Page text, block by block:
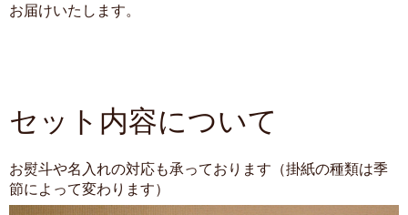
お届けいたします。
セット内容について
お熨斗や名入れの対応も承っております（掛紙の種類は季
節によって変わります）